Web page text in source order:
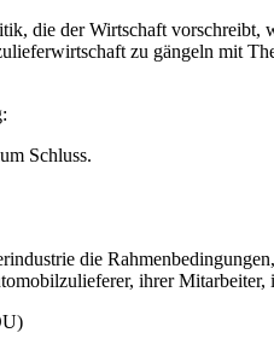
die der Wirtschaft vorschreibt,
zu gängeln mit
Schluss.
die
ihrer